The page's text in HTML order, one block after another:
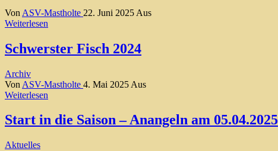
Von ASV-Mastholte 22. Juni 2025 Aus
Weiterlesen
Schwerster Fisch 2024
Archiv
Von ASV-Mastholte 4. Mai 2025 Aus
Weiterlesen
Start in die Saison – Anangeln am 05.04.2025
Aktuelles